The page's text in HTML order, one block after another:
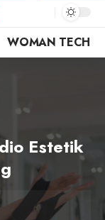
WOMAN TECH
Estetik